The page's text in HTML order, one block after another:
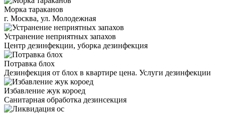
Морка тараканов
г. Москва, ул. Молодежная
Устранение неприятных запахов
Центр дезинфекции, уборка дезинфекция
Потравка блох
Дезинфекция от блох в квартире цена. Услуги дезинфекции
Избавление жук короед
Санитарная обработка дезинсекция